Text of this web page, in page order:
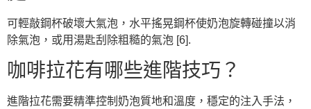
可輕敲鋼杯破壞大氣泡，水平搖晃鋼杯使奶泡旋轉碰撞以消
除氣泡，或用湯匙刮除粗糙的氣泡 [6].
咖啡拉花有哪些進階技巧？
進階拉花需要精準控制奶泡質地和溫度，穩定的注入手法，